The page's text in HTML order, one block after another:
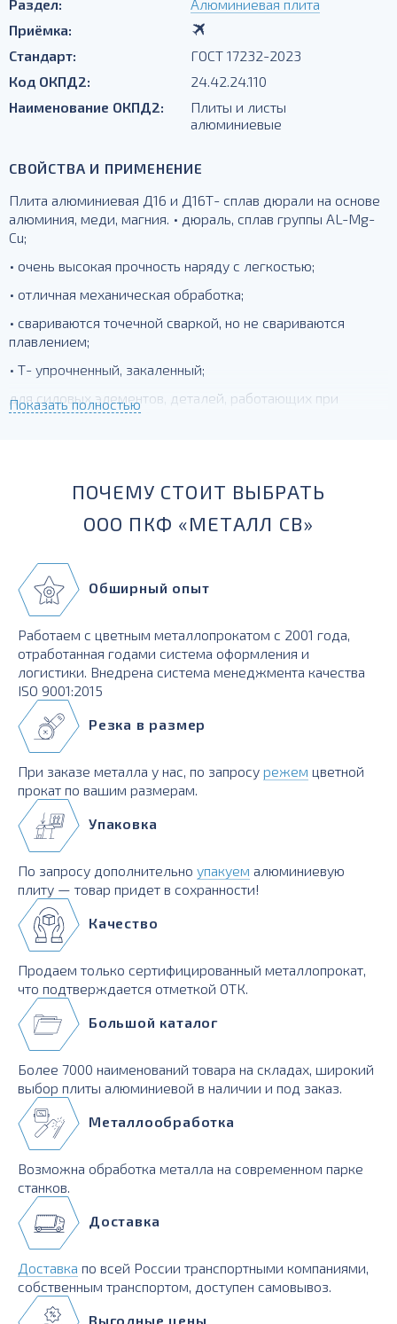
Раздел:
Алюминиевая плита
Приёмка:
Стандарт:
ГОСТ 17232-2023
Код ОКПД2:
24.42.24.110
Наименование ОКПД2:
Плиты и листы
алюминиевые
СВОЙСТВА И ПРИМЕНЕНИЕ
Плита алюминиевая Д16 и Д16Т- сплав дюрали на основе
алюминия, меди, магния. • дюраль, сплав группы AL-Mg-
Cu;
• очень высокая прочность наряду с легкостью;
• отличная механическая обработка;
• свариваются точечной сваркой, но не свариваются
плавлением;
• Т- упрочненный, закаленный;
для силовых элементов, деталей, работающих при
температурах до -230 град.
Показать полностью
ПОЧЕМУ СТОИТ ВЫБРАТЬ
ООО ПКФ «МЕТАЛЛ СВ»
Обширный опыт
Работаем с цветным металлопрокатом с 2001 года,
отработанная годами система оформления и
логистики. Внедрена система менеджмента качества
ISO 9001:2015
Резка в размер
При заказе металла у нас, по запросу режем цветной
прокат по вашим размерам.
Упаковка
По запросу дополнительно упакуем алюминиевую
плиту — товар придет в сохранности!
Качество
Продаем только сертифицированный металлопрокат,
что подтверждается отметкой ОТК.
Большой каталог
Более 7000 наименований товара на складах, широкий
выбор плиты алюминиевой в наличии и под заказ.
Металлообработка
Возможна обработка металла на современном парке
станков.
Доставка
Доставка по всей России транспортными компаниями,
собственным транспортом, доступен самовывоз.
Выгодные цены